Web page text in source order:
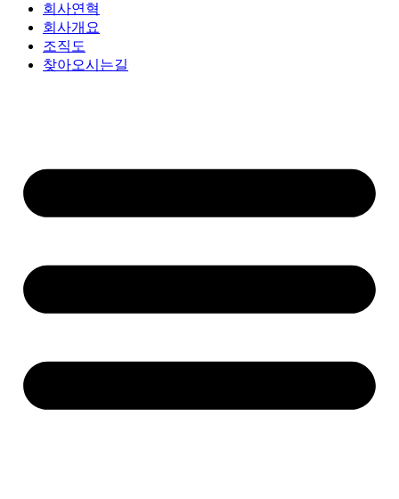
회사연혁
회사개요
조직도
찾아오시는길